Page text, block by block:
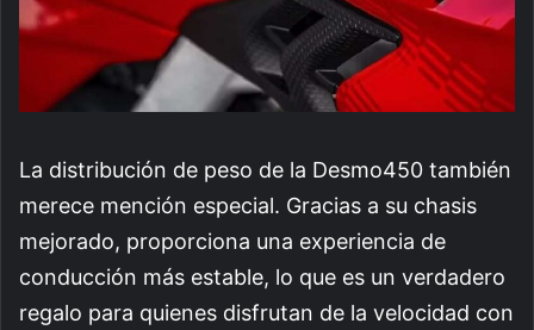
La distribución de peso de la Desmo450 también
merece mención especial. Gracias a su chasis
mejorado, proporciona una experiencia de
conducción más estable, lo que es un verdadero
regalo para quienes disfrutan de la velocidad con